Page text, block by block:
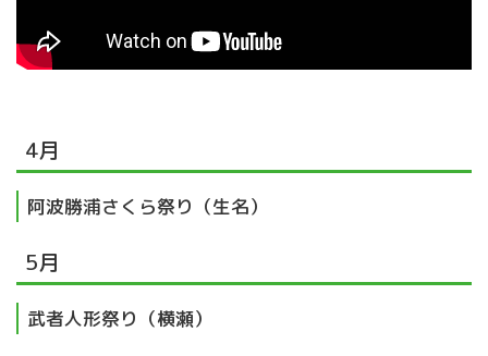
4月
阿波勝浦さくら祭り（生名）
5月
武者人形祭り（横瀬）